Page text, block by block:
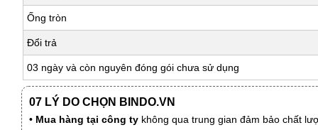
Ống tròn
Đổi trả
03 ngày và còn nguyên đóng gói chưa sử dụng
07 LÝ DO CHỌN BINDO.VN
• Mua hàng tại công ty không qua trung gian đảm bảo chất